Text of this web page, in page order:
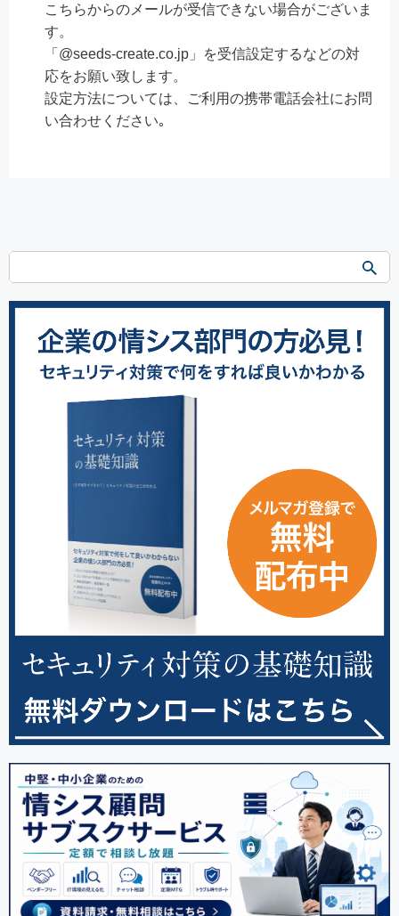
こちらからのメールが受信できない場合がございま
す。
「@seeds-create.co.jp」を受信設定するなどの対
応をお願い致します。
設定方法については、ご利用の携帯電話会社にお問
い合わせください｡